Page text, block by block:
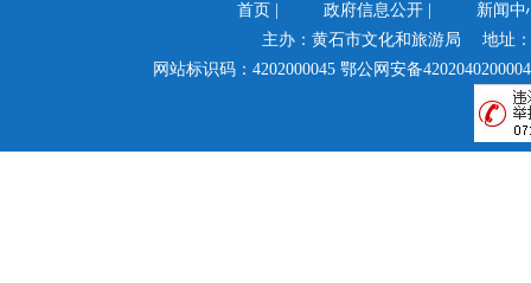
首页 政府信息公开|
新闻中
主办：黄石市文化和旅游局 地址
网站标识码：4202000045 鄂公网安备